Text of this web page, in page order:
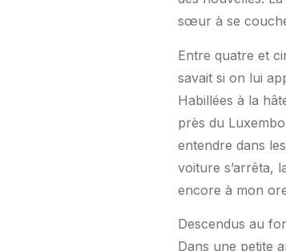
sœur à se
Entre quatre et
savait si on lui
Habillées à la
près du
entendre dans
voiture s’arrêta,
encore à mon
Descendus au
Dans une petite